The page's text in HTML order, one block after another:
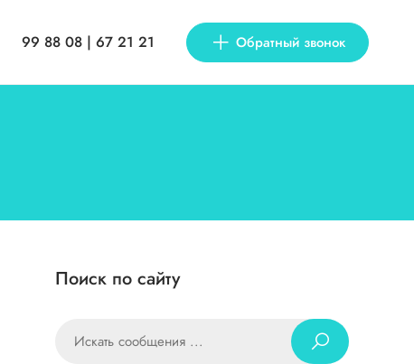
99 88 08 | 67 21 21 Обратный звонок
Поиск по сайту